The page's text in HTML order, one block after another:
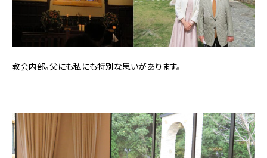
教会内部。父にも私にも特別な思いがあります。